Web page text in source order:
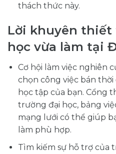
thách thức này.
Lời khuyên thiết
học vừa làm tại
Cơ hội làm việc nghiên
chọn công việc bán
học tập của bạn. Cổng
trường đại học, bảng
mạng lưới có thể giúp
làm phù hợp.
Tìm kiếm sự hỗ trợ của